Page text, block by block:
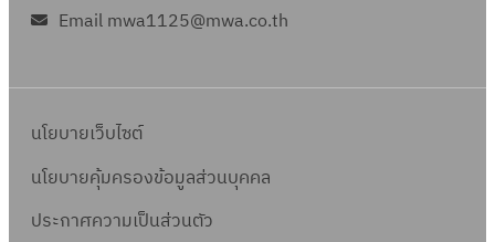
Email mwa1125@mwa.co.th
นโยบายเว็บไซต์
นโยบายคุ้มครองข้อมูลส่วนบุคคล
ประกาศความเป็นส่วนตัว